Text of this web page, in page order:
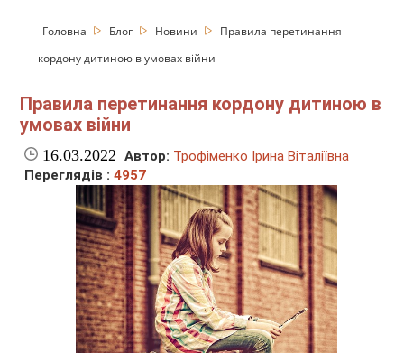
Головна Блог Новини
Правила перетинання
кордону дитиною в умовах війни
Правила перетинання кордону дитиною в
умовах війни
16.03.2022 Автор: Трофіменко Ірина Віталіївна
Переглядів :4957